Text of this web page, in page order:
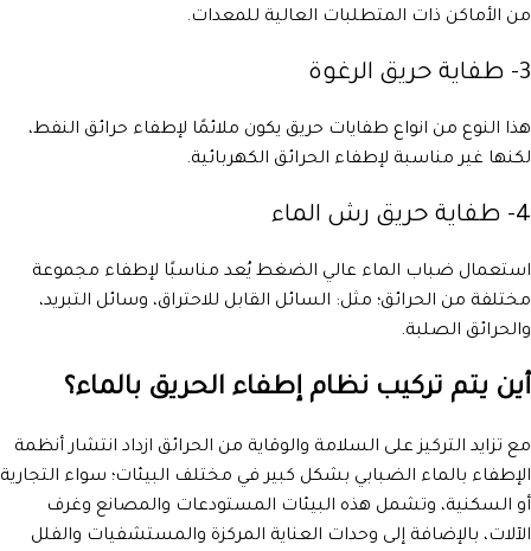
من الأماكن ذات المتطلبات العالية للمعدات.
3- طفاية حريق الرغوة
هذا النوع من انواع طفايات حريق يكون ملائمًا لإطفاء حرائق النفط،
لكنها غير مناسبة لإطفاء الحرائق الكهربائية.
4- طفاية حريق رش الماء
استعمال ضباب الماء عالي الضغط يُعد مناسبًا لإطفاء مجموعة
مختلفة من الحرائق؛ مثل: السائل القابل للاحتراق، وسائل التبريد،
والحرائق الصلبة.
أين يتم تركيب نظام إطفاء الحريق بالماء؟
مع تزايد التركيز على السلامة والوقاية من الحرائق ازداد انتشار أنظمة
الإطفاء بالماء الضبابي بشكل كبير في مختلف البيئات؛ سواء التجارية
أو السكنية، وتشمل هذه البيئات المستودعات والمصانع وغرف
الآلات، بالإضافة إلى وحدات العناية المركزة والمستشفيات والفلل